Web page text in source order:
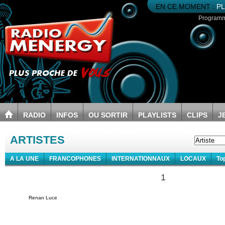
EN CE MOMENT :
RADIO INFOS OU SORTIR PLAYLISTS CLIPS
ARTISTES
A LA UNE FRANCOPHONES INTERNATIONNAUX LOCAUX
1
Renan Luce